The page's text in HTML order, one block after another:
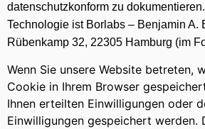
datenschutzkonform zu
Technologie ist Borlabs – Benjamin A.
Rübenkamp 32, 22305 Hamburg (im
Wenn Sie unsere Website betreten,
Cookie in Ihrem Browser
Ihnen erteilten Einwilligungen oder
Einwilligungen gespeichert werden.